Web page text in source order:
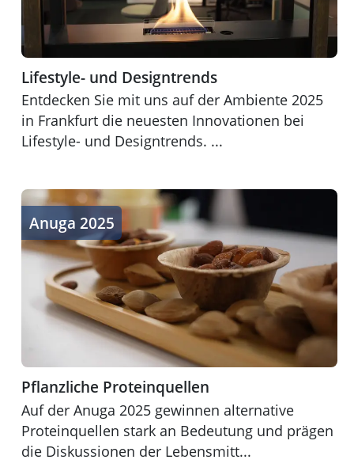
Lifestyle- und Designtrends
Entdecken Sie mit uns auf der Ambiente 2025
in Frankfurt die neuesten Innovationen bei
Lifestyle- und Designtrends. ...
Pflanzliche Proteinquellen
Anuga 2025
Pflanzliche Proteinquellen
Auf der Anuga 2025 gewinnen alternative
Proteinquellen stark an Bedeutung und prägen
die Diskussionen der Lebensmitt...